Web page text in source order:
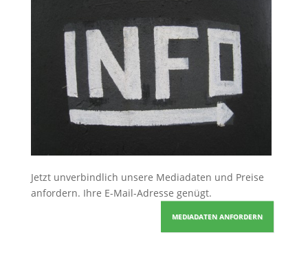
Jetzt unverbindlich unsere Mediadaten und Preise
anfordern. Ihre E-Mail-Adresse genügt.
MEDIADATEN ANFORDERN